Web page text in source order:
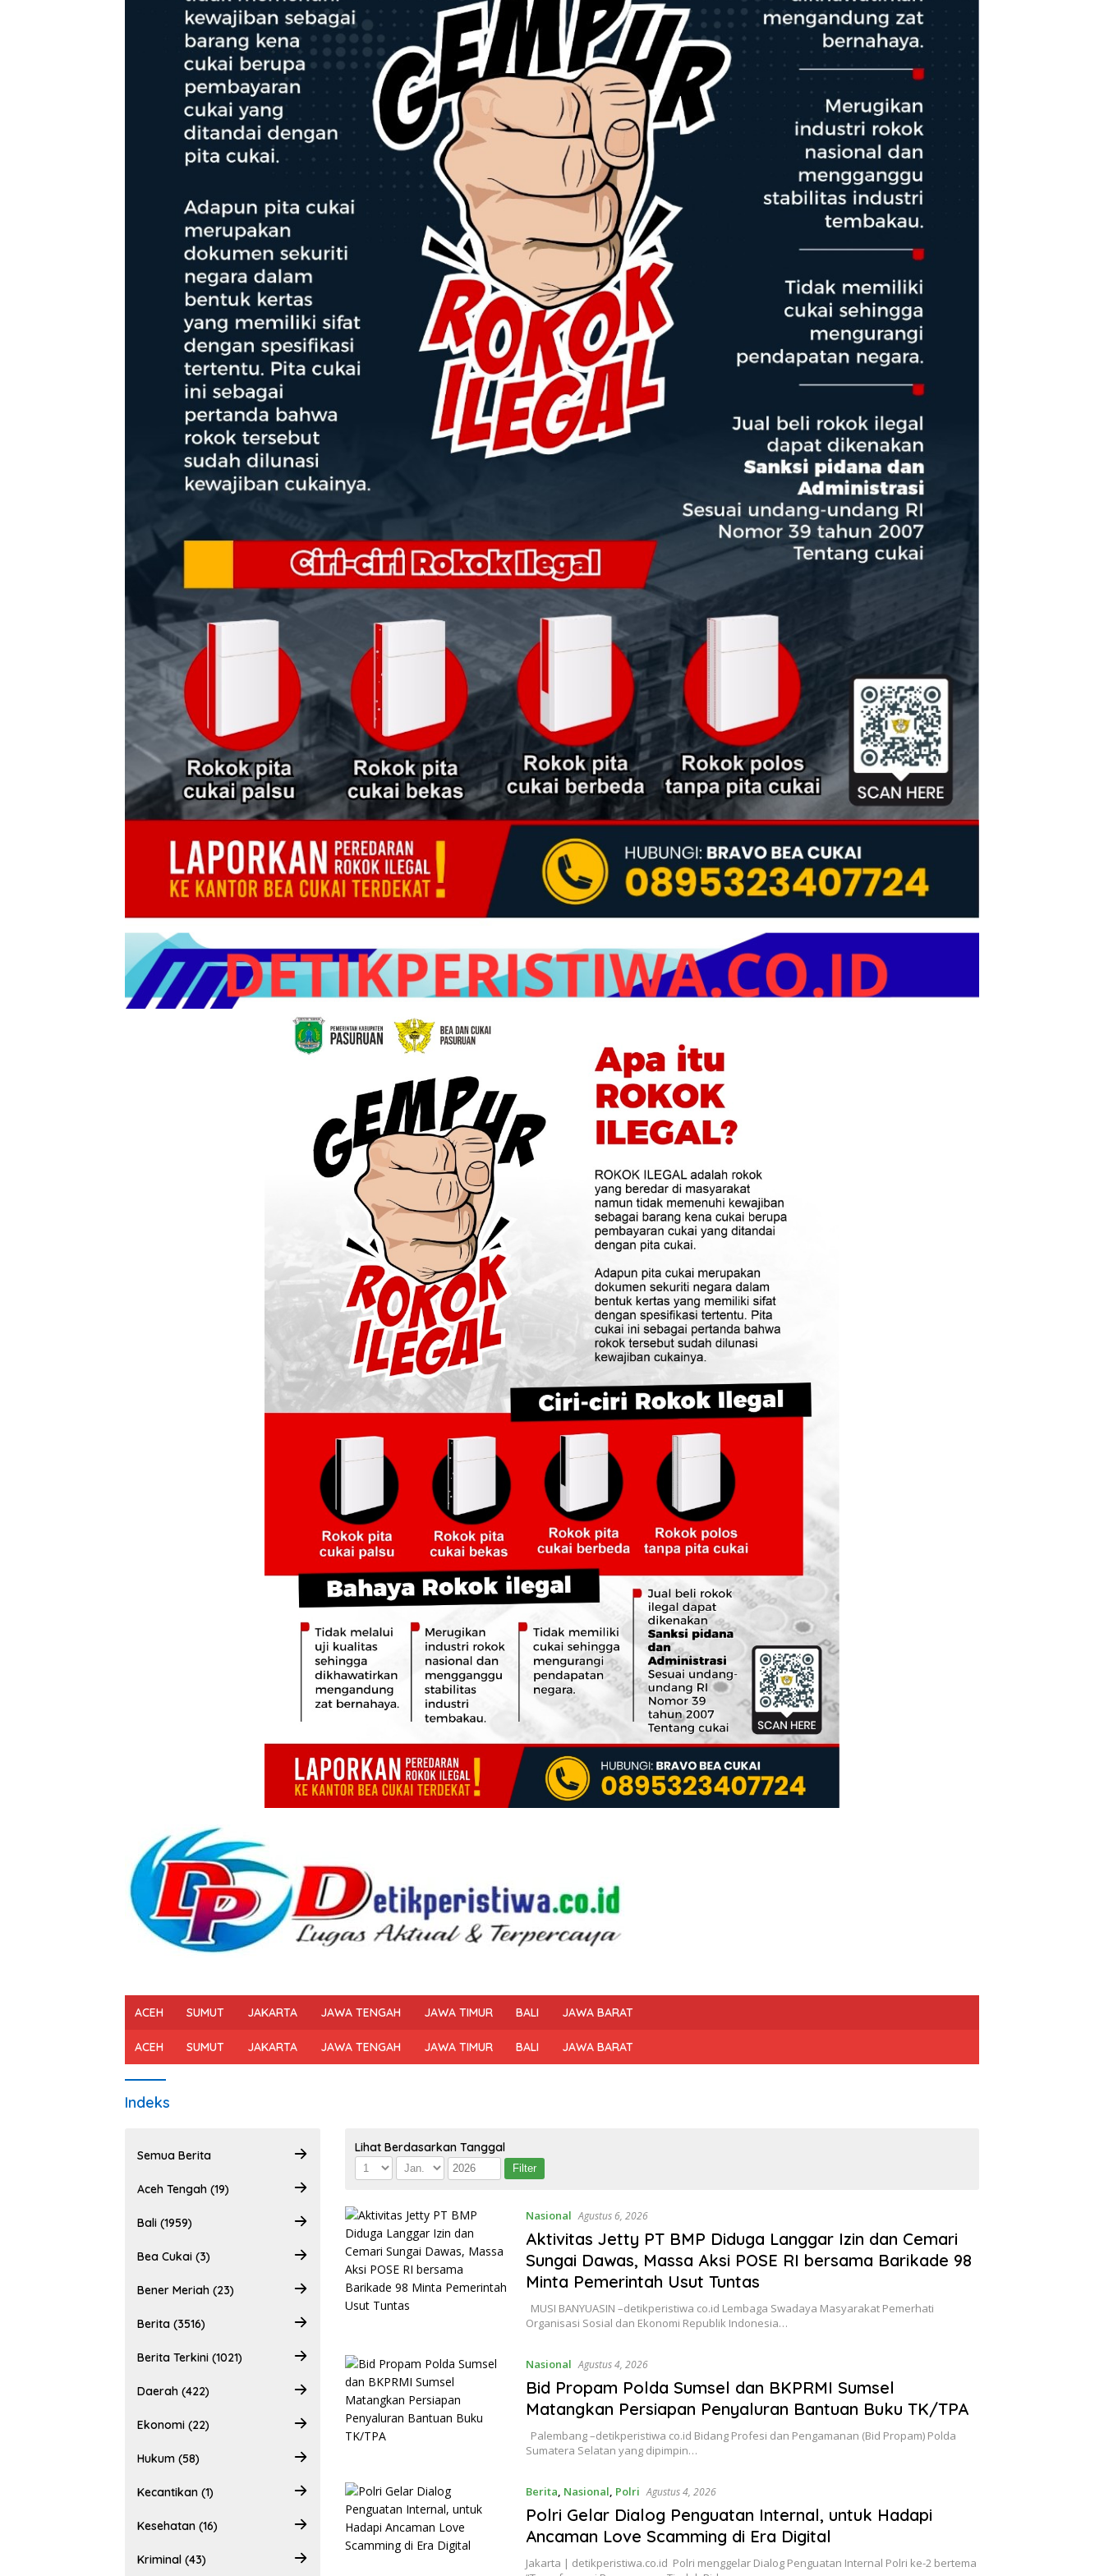
ACEH SUMUT JAKARTA JAWA TENGAH JAWA TIMUR BALI JAWA BARAT
ACEH SUMUT JAKARTA JAWA TENGAH JAWA TIMUR BALI JAWA BARAT
Indeks
Semua Berita
Aceh Tengah (19)
Bali (1959)
Bea Cukai (3)
Bener Meriah (23)
Berita (3516)
Berita Terkini (1021)
Daerah (422)
Ekonomi (22)
Hukum (58)
Kecantikan (1)
Kesehatan (16)
Kriminal (43)
Lihat Berdasarkan Tanggal
Nasional Agustus 6, 2026
Aktivitas Jetty PT BMP Diduga Langgar Izin dan Cemari
Sungai Dawas, Massa Aksi POSE RI bersama Barikade 98
Minta Pemerintah Usut Tuntas
MUSI BANYUASIN –detikperistiwa co.id Lembaga Swadaya Masyarakat Pemerhati
Organisasi Sosial dan Ekonomi Republik Indonesia…
Nasional Agustus 4, 2026
Bid Propam Polda Sumsel dan BKPRMI Sumsel
Matangkan Persiapan Penyaluran Bantuan Buku TK/TPA
Palembang –detikperistiwa co.id Bidang Profesi dan Pengamanan (Bid Propam) Polda
Sumatera Selatan yang dipimpin…
Berita, Nasional, Polri Agustus 4, 2026
Polri Gelar Dialog Penguatan Internal, untuk Hadapi
Ancaman Love Scamming di Era Digital
Jakarta | detikperistiwa.co.id Polri menggelar Dialog Penguatan Internal Polri ke-2 bertema